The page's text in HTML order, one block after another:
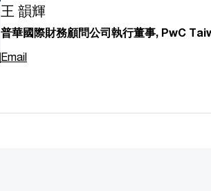
王 韻輝
普華國際財務顧問公司執行董事, PwC
Email